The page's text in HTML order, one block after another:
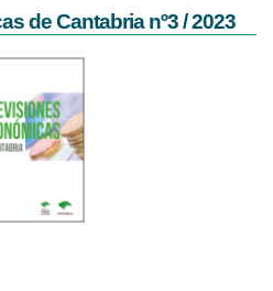
de Cantabria nº3 / 2023